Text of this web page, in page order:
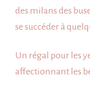
des milans des
se succéder à
Un régal pour les
affectionnant les